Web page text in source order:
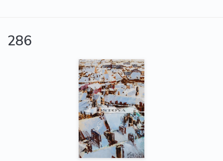
286